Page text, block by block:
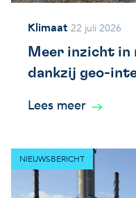
Klimaat 22 juli 2026
Meer inzicht in
dankzij geo-
Lees meer
NIEUWSBERICHT